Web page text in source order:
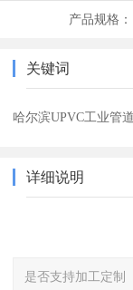
产品规格：
关键词
哈尔滨UPVC工业管道
详细说明
是否支持加工定制